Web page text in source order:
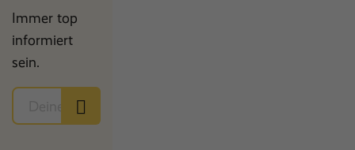
Immer top
informiert
sein.